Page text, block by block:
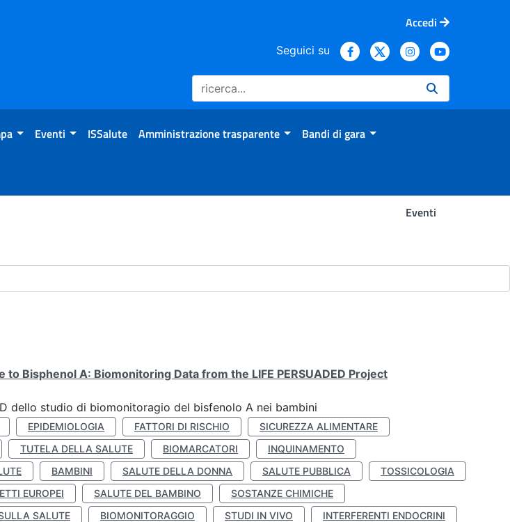
Accedi
Seguici su
Eventi ISSalute Amministrazione trasparente Bandi di gara
Eventi
to Bisphenol A: Biomonitoring Data from the LIFE PERSUADED Project
dello studio di biomonitoragio del bisfenolo A nei bambini
EPIDEMIOLOGIA FATTORI DI RISCHIO
SICUREZZA ALIMENTARE
TUTELA DELLA SALUTE BIOMARCATORI
INQUINAMENTO
BAMBINI SALUTE DELLA DONNA SALUTE PUBBLICA
TOSSICOLOGIA
EUROPEI SALUTE DEL BAMBINO
SOSTANZE CHIMICHE
SALUTE
BIOMONITORAGGIO STUDI IN VIVO
INTERFERENTI ENDOCRINI